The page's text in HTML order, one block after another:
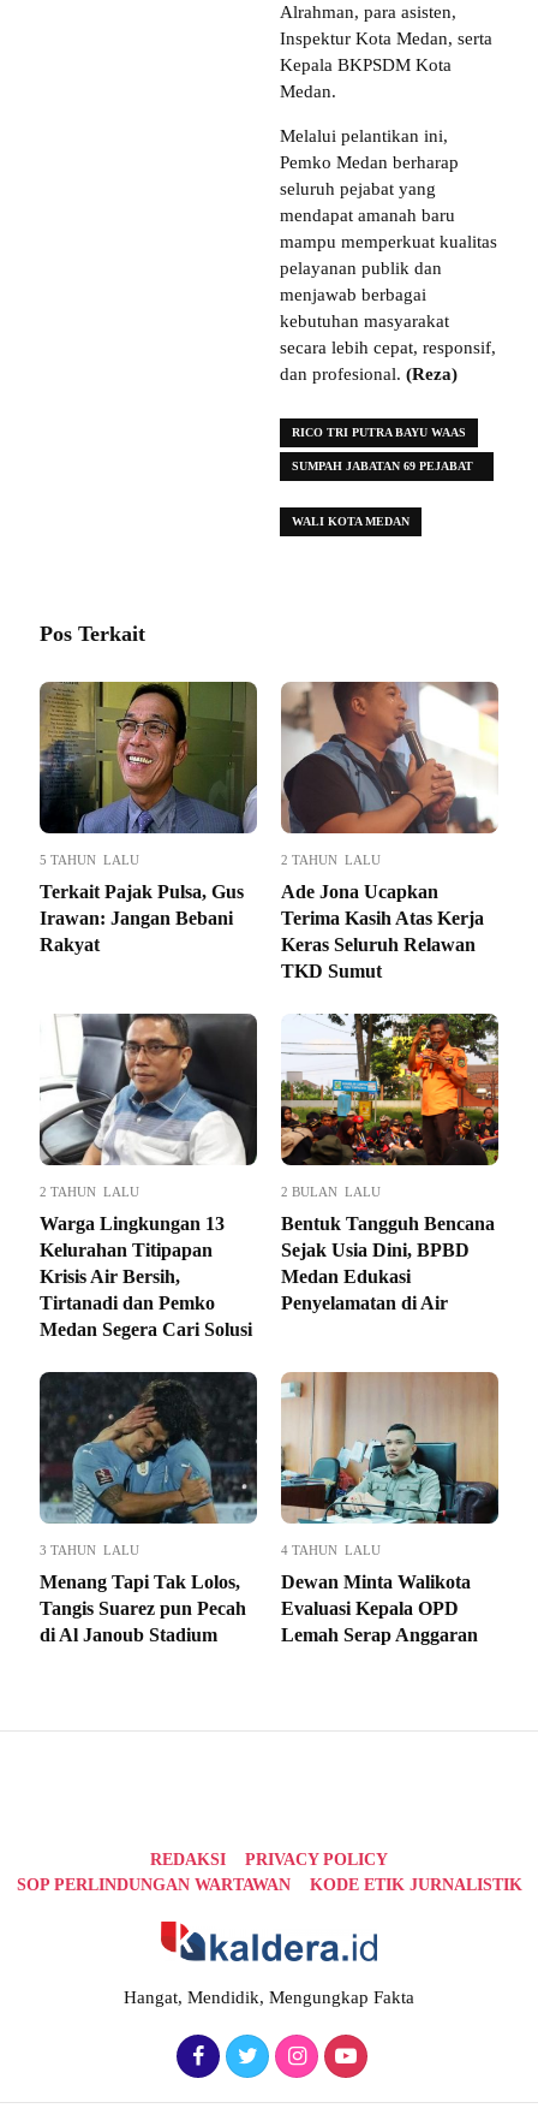
Alrahman, para asisten,
Inspektur Kota Medan, serta
Kepala BKPSDM Kota
Medan.
Melalui pelantikan ini,
Pemko Medan berharap
seluruh pejabat yang
mendapat amanah baru
mampu memperkuat kualitas
pelayanan publik dan
menjawab berbagai
kebutuhan masyarakat
secara lebih cepat, responsif,
dan profesional. (Reza)
RICO TRI PUTRA BAYU WAAS
SUMPAH JABATAN 69 PEJABAT
WALI KOTA MEDAN
Pos Terkait
5 TAHUN LALU
Terkait Pajak Pulsa, Gus
Irawan: Jangan Bebani
Rakyat
2 TAHUN LALU
Ade Jona Ucapkan
Terima Kasih Atas Kerja
Keras Seluruh Relawan
TKD Sumut
2 TAHUN LALU
Warga Lingkungan 13
Kelurahan Titipapan
Krisis Air Bersih,
Tirtanadi dan Pemko
Medan Segera Cari Solusi
2 BULAN LALU
Bentuk Tangguh Bencana
Sejak Usia Dini, BPBD
Medan Edukasi
Penyelamatan di Air
3 TAHUN LALU
Menang Tapi Tak Lolos,
Tangis Suarez pun Pecah
di Al Janoub Stadium
4 TAHUN LALU
Dewan Minta Walikota
Evaluasi Kepala OPD
Lemah Serap Anggaran
REDAKSI
PRIVACY POLICY
SOP PERLINDUNGAN WARTAWAN
KODE ETIK JURNALISTIK
Hangat, Mendidik, Mengungkap Fakta